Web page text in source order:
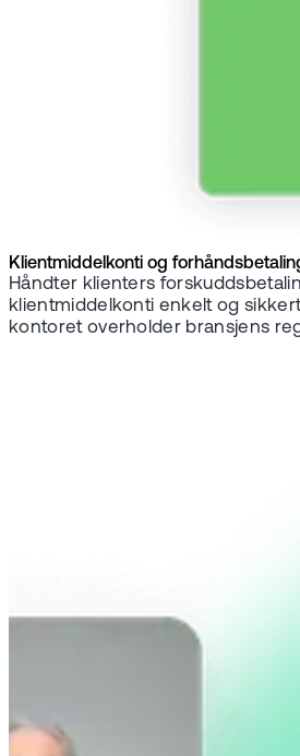
Klientmiddelkonti og
Håndter klienters
klientmiddelkonti enkelt og
kontoret overholder bransjens